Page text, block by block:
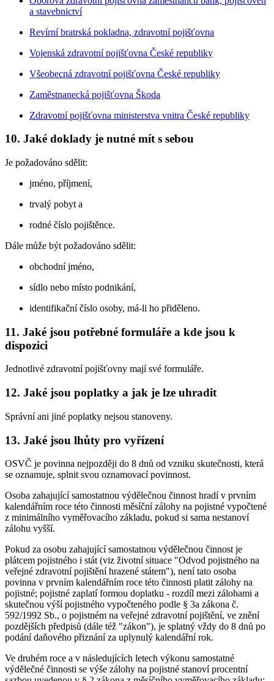
a stavebnictví
Revírní bratrská pokladna, zdravotní pojišťovna
Vojenská zdravotní pojišťovna České republiky
Všeobecná zdravotní pojišťovna České republiky
Zaměstnanecká pojišťovna Škoda
Zdravotní pojišťovna ministerstva vnitra České republiky
10. Jaké doklady je nutné mít s sebou
Je požadováno sdělit:
jméno, příjmení,
trvalý pobyt a
rodné číslo pojištěnce.
Dále může být požadováno sdělit:
obchodní jméno,
sídlo nebo místo podnikání,
identifikační číslo osoby, má-li ho přiděleno.
11. Jaké jsou potřebné formuláře a kde jsou k
dispozici
Jednotlivé zdravotní pojišťovny mají své formuláře.
12. Jaké jsou poplatky a jak je lze uhradit
Správní ani jiné poplatky nejsou stanoveny.
13. Jaké jsou lhůty pro vyřízení
OSVČ je povinna nejpozději do 8 dnů od vzniku skutečnosti, která
se oznamuje, splnit svou oznamovací povinnost.
Osoba zahajující samostatnou výdělečnou činnost hradí v prvním
kalendářním roce této činnosti měsíční zálohy na pojistné vypočtené
z minimálního vyměřovacího základu, pokud si sama nestanoví
zálohu vyšší.
Pokud za osobu zahajující samostatnou výdělečnou činnost je
plátcem pojistného i stát (viz životní situace "Odvod pojistného na
veřejné zdravotní pojištění hrazené státem"), není tato osoba
povinna v prvním kalendářním roce této činnosti platit zálohy na
pojistné; pojistné zaplatí formou doplatku - rozdíl mezi zálohami a
skutečnou výší pojistného vypočteného podle § 3a zákona č.
592/1992 Sb., o pojistném na veřejné zdravotní pojištění, ve znění
pozdějších předpisů (dále též "zákon"), je splatný vždy do 8 dnů po
podání daňového přiznání za uplynulý kalendářní rok.
Ve druhém roce a v následujících letech výkonu samostatné
výdělečné činnosti se výše zálohy na pojistné stanoví procentní